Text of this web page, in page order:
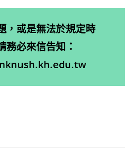
，或是無法於規定時
務必來信告知：